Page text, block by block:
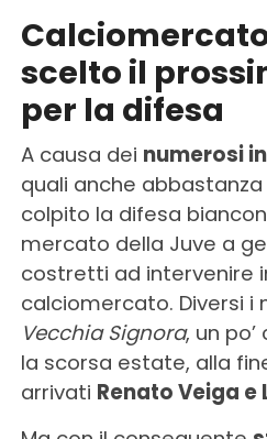
scelto il
per la difesa
A causa dei numerosi
quali anche
colpito la difesa
mercato della Juve a
costretti ad intervenire
calciomercato. Diversi i
Vecchia Signora, un
la scorsa estate, alla
arrivati Renato Veiga e